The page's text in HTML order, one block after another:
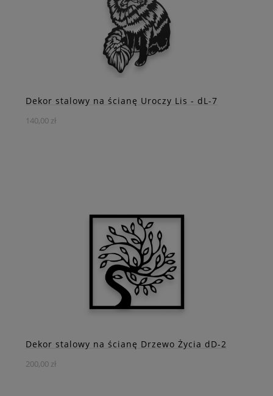
DO KOSZYKA
ZOBACZ WIĘCEJ
Dekor stalowy na ścianę Uroczy Lis - dL-7
140,00 zł
ciepła i uroku
DO KOSZYKA
ZOBACZ WIĘCEJ
Dekor stalowy na ścianę Drzewo Życia dD-2
200,00 zł